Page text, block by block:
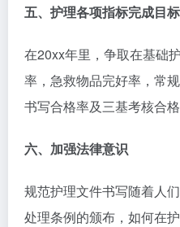
五、护理各项指标完成目标
在20xx年里，争取在基础
率，急救物品完好率，常
书写合格率及三基考核合格
六、加强法律意识
规范护理文件书写随着人
处理条例的颁布，如何在